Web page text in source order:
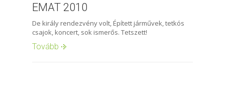
EMAT 2010
De király rendezvény volt, Épített járművek, tetkós
csajok, koncert, sok ismerős. Tetszett!
Tovább